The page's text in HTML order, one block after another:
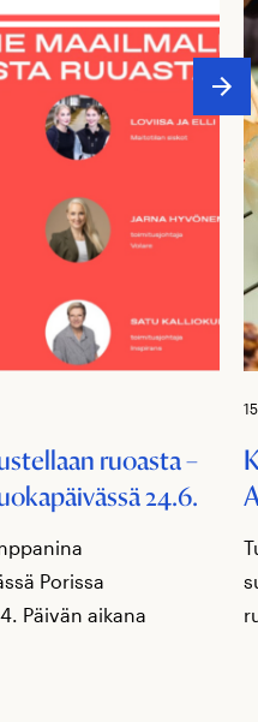
ruoasta –
24.6.
Porissa
Päivän aikana